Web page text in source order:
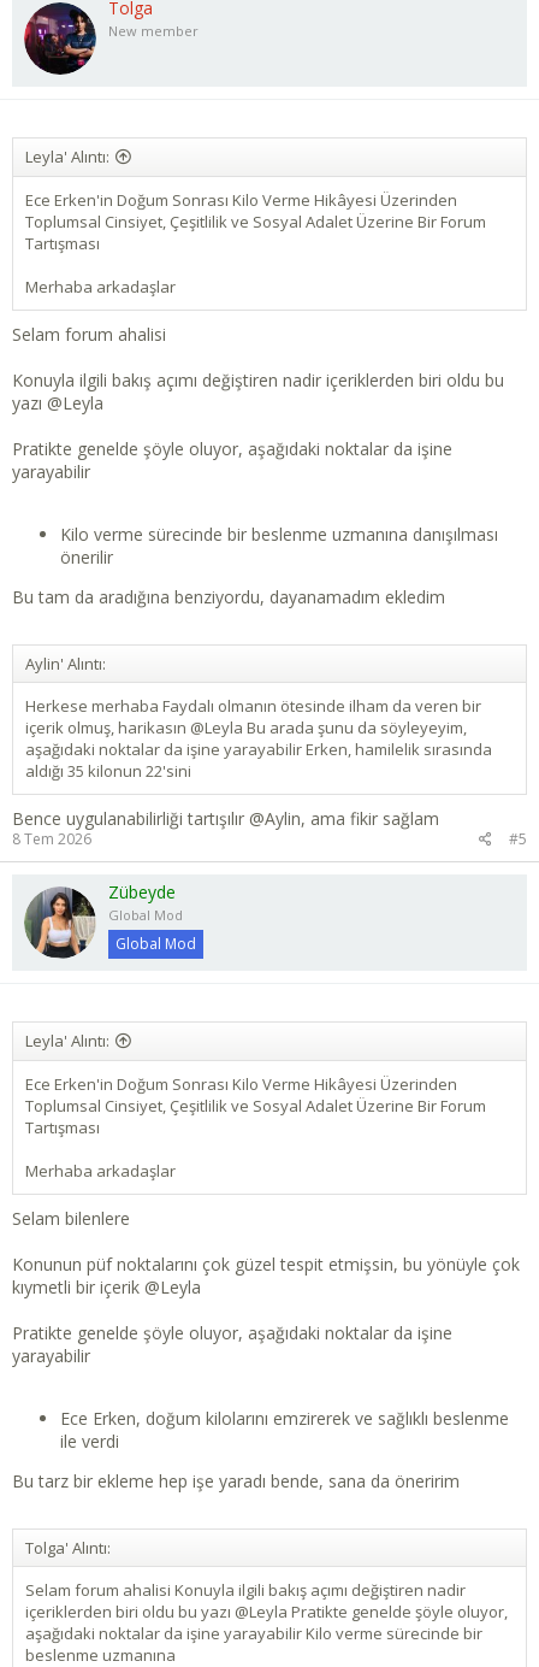
Tolga
New member
Leyla' Alıntı:
Ece Erken'in Doğum Sonrası Kilo Verme Hikâyesi Üzerinden
Toplumsal Cinsiyet, Çeşitlilik ve Sosyal Adalet Üzerine Bir Forum
Tartışması
Merhaba arkadaşlar
Selam forum ahalisi
Konuyla ilgili bakış açımı değiştiren nadir içeriklerden biri oldu bu
yazı @Leyla
Pratikte genelde şöyle oluyor, aşağıdaki noktalar da işine
yarayabilir
Kilo verme sürecinde bir beslenme uzmanına danışılması
önerilir
Bu tam da aradığına benziyordu, dayanamadım ekledim
Aylin' Alıntı:
Herkese merhaba Faydalı olmanın ötesinde ilham da veren bir
içerik olmuş, harikasın @Leyla Bu arada şunu da söyleyeyim,
aşağıdaki noktalar da işine yarayabilir Erken, hamilelik sırasında
aldığı 35 kilonun 22'sini
Bence uygulanabilirliği tartışılır @Aylin, ama fikir sağlam
8 Tem 2026 #5
Zübeyde
Global Mod
Global Mod
Leyla' Alıntı:
Ece Erken'in Doğum Sonrası Kilo Verme Hikâyesi Üzerinden
Toplumsal Cinsiyet, Çeşitlilik ve Sosyal Adalet Üzerine Bir Forum
Tartışması
Merhaba arkadaşlar
Selam bilenlere
Konunun püf noktalarını çok güzel tespit etmişsin, bu yönüyle çok
kıymetli bir içerik @Leyla
Pratikte genelde şöyle oluyor, aşağıdaki noktalar da işine
yarayabilir
Ece Erken, doğum kilolarını emzirerek ve sağlıklı beslenme
ile verdi
Bu tarz bir ekleme hep işe yaradı bende, sana da öneririm
Tolga' Alıntı:
Selam forum ahalisi Konuyla ilgili bakış açımı değiştiren nadir
içeriklerden biri oldu bu yazı @Leyla Pratikte genelde şöyle oluyor,
aşağıdaki noktalar da işine yarayabilir Kilo verme sürecinde bir
beslenme uzmanına